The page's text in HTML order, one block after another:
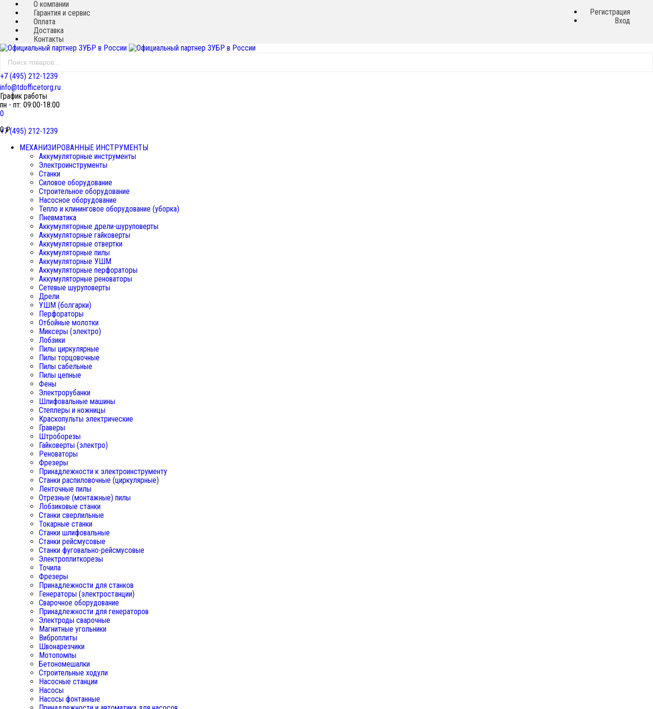
О компании
Гарантия и сервис
Оплата
Доставка
Контакты
Регистрация
Вход
+7 (495) 212-1239
info@tdofficetorg.ru
График работы
пн - пт: 09:00-18:00
0
0₽
+7 (495) 212-1239
МЕХАНИЗИРОВАННЫЕ ИНСТРУМЕНТЫ
Аккумуляторные инструменты
Электроинструменты
Станки
Силовое оборудование
Строительное оборудование
Насосное оборудование
Тепло и клининговое оборудование (уборка)
Пневматика
Аккумуляторные дрели-шуруповерты
Аккумуляторные гайковерты
Аккумуляторные отвертки
Аккумуляторные пилы
Аккумуляторные УШМ
Аккумуляторные перфораторы
Аккумуляторные реноваторы
Сетевые шуруповерты
Дрели
УШМ (болгарки)
Перфораторы
Отбойные молотки
Миксеры (электро)
Лобзики
Пилы циркулярные
Пилы торцовочные
Пилы сабельные
Пилы цепные
Фены
Электрорубанки
Шлифовальные машины
Степлеры и ножницы
Краскопульты электрические
Граверы
Штроборезы
Гайковерты (электро)
Реноваторы
Фрезеры
Принадлежности к электроинструменту
Станки распиловочные (циркулярные)
Ленточные пилы
Отрезные (монтажные) пилы
Лобзиковые станки
Станки сверлильные
Токарные станки
Станки шлифовальные
Станки рейсмусовые
Станки фуговально-рейсмусовые
Электроплиткорезы
Точила
Фрезеры
Принадлежности для станков
Генераторы (электростанции)
Сварочное оборудование
Принадлежности для генераторов
Электроды сварочные
Магнитные угольники
Виброплиты
Швонарезчики
Мотопомпы
Бетономешалки
Строительные ходули
Насосные станции
Насосы
Насосы фонтанные